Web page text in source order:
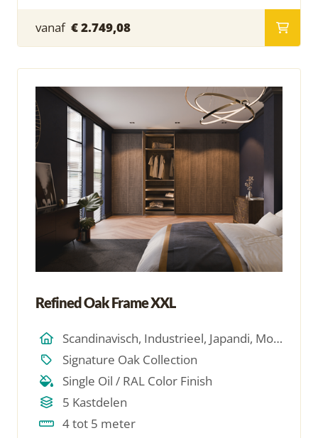
vanaf € 2.749,08
Refined Oak Frame XXL
Scandinavisch, Industrieel, Japandi, Modern, Hotel Chique, Minimalistich
Signature Oak Collection
Single Oil / RAL Color Finish
5 Kastdelen
4 tot 5 meter